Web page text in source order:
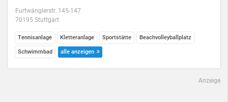
Furtwänglerstr. 145-147
70195 Stuttgart
Tennisanlage Kletteranlage Sportstätte Beachvolleyballplatz
Schwimmbad alle anzeigen
Anzeige